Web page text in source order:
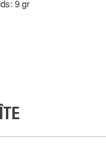
9 gr